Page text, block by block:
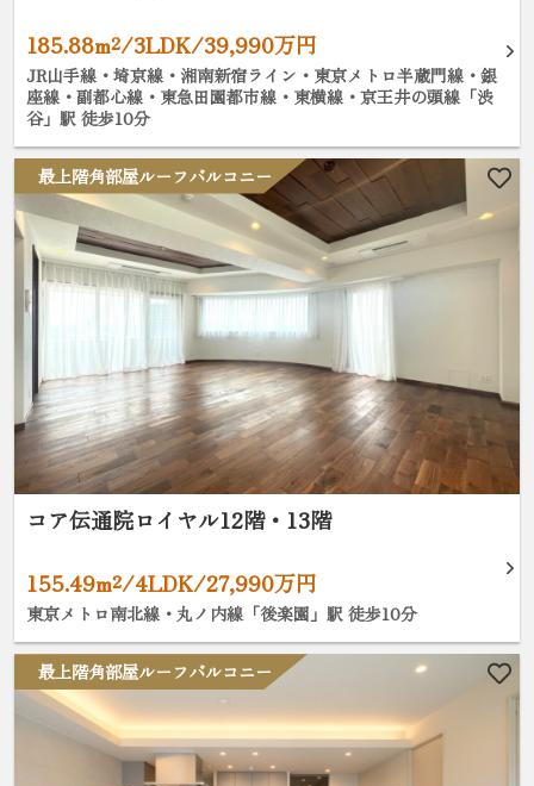
185.88m²/3LDK/39,990万円
JR山手線・埼京線・湘南新宿ライン・東京メトロ半蔵門線・銀
座線・副都心線・東急田園都市線・東横線・京王井の頭線「渋
谷」駅 徒歩10分
最上階角部屋ルーフバルコニー
コア伝通院ロイヤル12階・13階
155.49m²/4LDK/27,990万円
東京メトロ南北線・丸ノ内線「後楽園」駅 徒歩10分
最上階角部屋ルーフバルコニー